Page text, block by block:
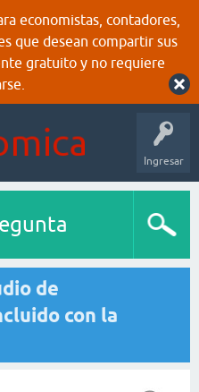
economistas, contadores,
que desean compartir sus
gratuito y no requiere
Ingresar
de
con la